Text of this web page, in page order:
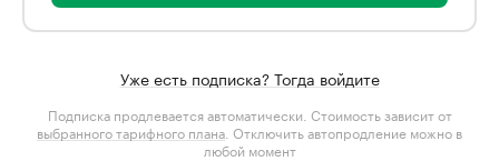
Уже есть подписка? Тогда войдите
Подписка продлевается автоматически. Стоимость зависит от
выбранного тарифного плана . Отключить автопродление можно в
любой момент